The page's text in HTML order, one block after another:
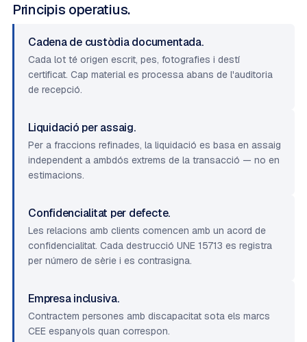
Principis operatius.
Cadena de custòdia documentada.
Cada lot té origen escrit, pes, fotografies i destí
certificat. Cap material es processa abans de l'auditoria
de recepció.
Liquidació per assaig.
Per a fraccions refinades, la liquidació es basa en assaig
independent a ambdós extrems de la transacció — no en
estimacions.
Confidencialitat per defecte.
Les relacions amb clients comencen amb un acord de
confidencialitat. Cada destrucció UNE 15713 es registra
per número de sèrie i es contrasigna.
Empresa inclusiva.
Contractem persones amb discapacitat sota els marcs
CEE espanyols quan correspon.